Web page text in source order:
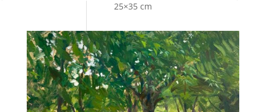
25×35 cm